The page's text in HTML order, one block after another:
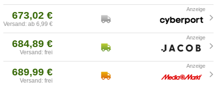
673,02 €
Versand: ab 6,99 €
684,89 €
Versand: frei
689,99 €
Versand: frei